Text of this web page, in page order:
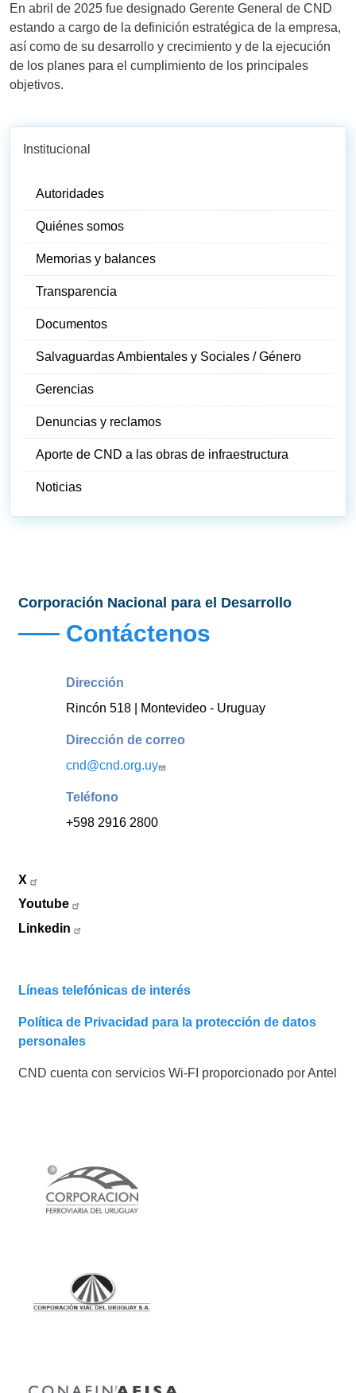
En abril de 2025 fue designado Gerente General de CND
estando a cargo de la definición estratégica de la empresa,
así como de su desarrollo y crecimiento y de la ejecución
de los planes para el cumplimiento de los principales
objetivos.
Institucional
Autoridades
Quiénes somos
Memorias y balances
Transparencia
Documentos
Salvaguardas Ambientales y Sociales / Género
Gerencias
Denuncias y reclamos
Aporte de CND a las obras de infraestructura
Noticias
Corporación Nacional para el Desarrollo
Contáctenos
Dirección
Rincón 518 | Montevideo - Uruguay
Dirección de correo
cnd@cnd.org.uy
Teléfono
+598 2916 2800
X
Youtube
Linkedin
Líneas telefónicas de interés
Política de Privacidad para la protección de datos
personales
CND cuenta con servicios Wi-FI proporcionado por Antel